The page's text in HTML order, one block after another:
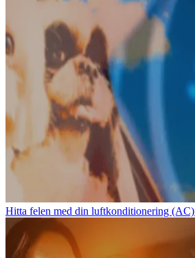
Hitta felen med din luftkonditionering (AC)